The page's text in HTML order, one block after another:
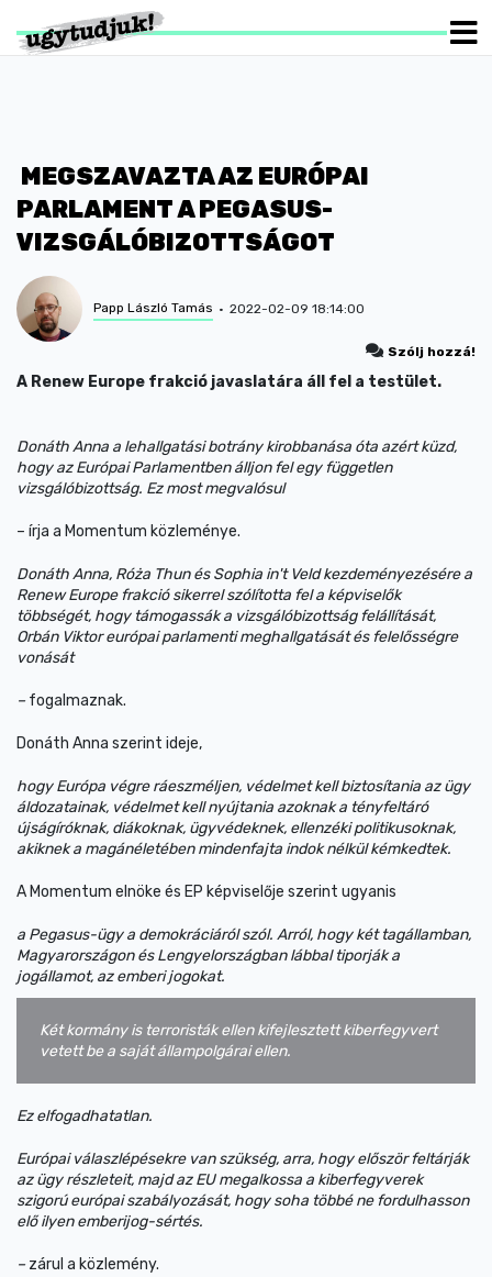
MEGSZAVAZTA AZ EURÓPAI
PARLAMENT A PEGASUS-
VIZSGÁLÓBIZOTTSÁGOT
Papp László Tamás 2022-02-09 18:14:00
Szólj hozzá!
A Renew Europe frakció javaslatára áll fel a testület.
Donáth Anna a lehallgatási botrány kirobbanása óta azért küzd,
hogy az Európai Parlamentben álljon fel egy független
vizsgálóbizottság. Ez most megvalósul
– írja a Momentum közleménye.
Donáth Anna, Róża Thun és Sophia in't Veld kezdeményezésére a
Renew Europe frakció sikerrel szólította fel a képviselők
többségét, hogy támogassák a vizsgálóbizottság felállítását,
Orbán Viktor európai parlamenti meghallgatását és felelősségre
vonását
–fogalmaznak.
Donáth Anna szerint ideje,
hogy Európa végre ráeszméljen, védelmet kell biztosítania az ügy
áldozatainak, védelmet kell nyújtania azoknak a tényfeltáró
újságíróknak, diákoknak, ügyvédeknek, ellenzéki politikusoknak,
akiknek a magánéletében mindenfajta indok nélkül kémkedtek.
A Momentum elnöke és EP képviselője szerint ugyanis
a Pegasus-ügy a demokráciáról szól. Arról, hogy két tagállamban,
Magyarországon és Lengyelországban lábbal tiporják a
jogállamot, az emberi jogokat.
Két kormány is terroristák ellen kifejlesztett kiberfegyvert
vetett be a saját állampolgárai ellen.
Ez elfogadhatatlan.
Európai válaszlépésekre van szükség, arra, hogy először feltárják
az ügy részleteit, majd az EU megalkossa a kiberfegyverek
szigorú európai szabályozását, hogy soha többé ne fordulhasson
elő ilyen emberijog-sértés.
–zárul a közlemény.